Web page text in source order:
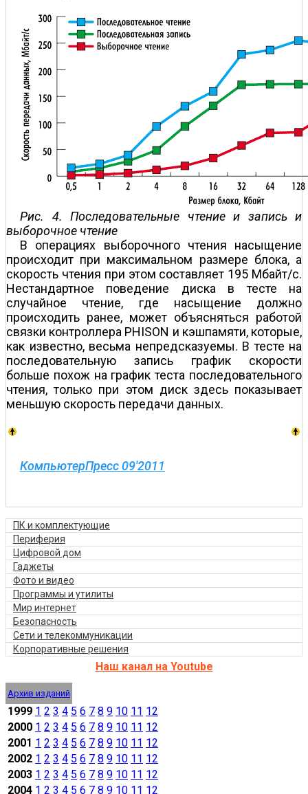
Рис. 4. Последовательные чтение и запись и
выборочное чтение
В операциях выборочного чтения насыщение
происходит при максимальном размере блока, а
скорость чтения при этом составляет 195 Мбайт/с.
Нестандартное поведение диска в тесте на
случайное чтение, где насыщение должно
происходить ранее, может объясняться работой
связки контроллера PHISON и кэш­памяти, которые,
как известно, весьма непредсказуемы. В тесте на
последовательную запись график скорости
больше похож на график теста последовательного
чтения, только при этом диск здесь показывает
меньшую скорость передачи данных.
КомпьютерПресс 09'2011
ПК и комплектующие
Периферия
Цифровой дом
Гаджеты
Фото и видео
Программы и утилиты
Мир интернет
Безопасность
Сети и телекоммуникации
Корпоративные решения
Наш канал на Youtube
Архив изданий
1999 1 2 3 4 5 6 7 8 9 10 11 12
2000 1 2 3 4 5 6 7 8 9 10 11 12
2001 1 2 3 4 5 6 7 8 9 10 11 12
2002 1 2 3 4 5 6 7 8 9 10 11 12
2003 1 2 3 4 5 6 7 8 9 10 11 12
2004 1 2 3 4 5 6 7 8 9 10 11 12